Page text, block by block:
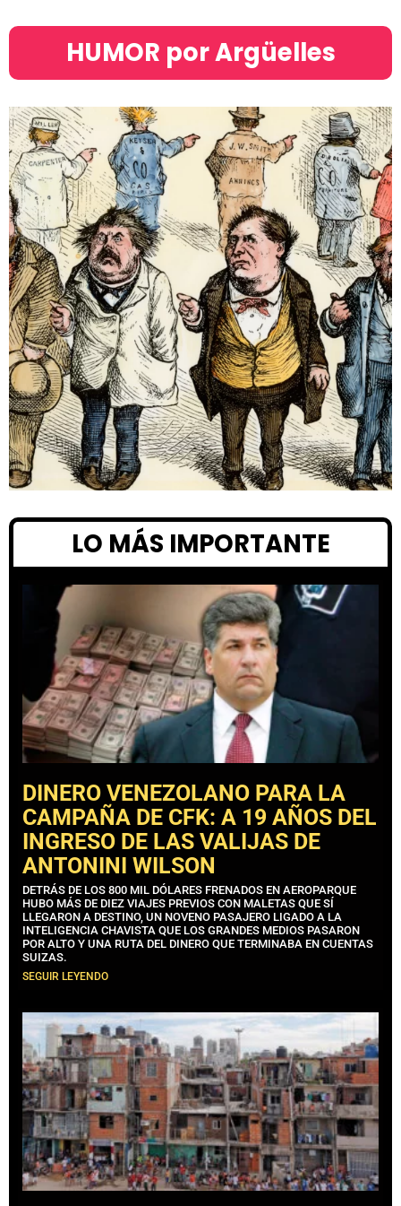
HUMOR por Argüelles​
LO MÁS IMPORTANTE
DINERO VENEZOLANO PARA LA
CAMPAÑA DE CFK: A 19 AÑOS DEL
INGRESO DE LAS VALIJAS DE
ANTONINI WILSON
DETRÁS DE LOS 800 MIL DÓLARES FRENADOS EN AEROPARQUE
HUBO MÁS DE DIEZ VIAJES PREVIOS CON MALETAS QUE SÍ
LLEGARON A DESTINO, UN NOVENO PASAJERO LIGADO A LA
INTELIGENCIA CHAVISTA QUE LOS GRANDES MEDIOS PASARON
POR ALTO Y UNA RUTA DEL DINERO QUE TERMINABA EN CUENTAS
SUIZAS.
SEGUIR LEYENDO